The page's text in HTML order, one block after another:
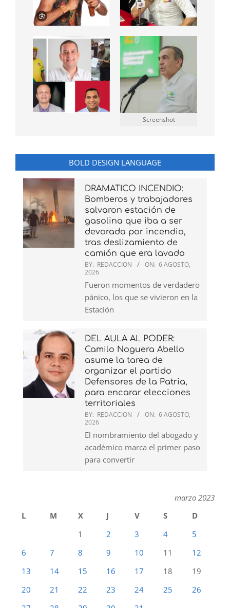
Screenshot
BOLD DESIGN LANGUAGE
DRAMATICO INCENDIO:
Bomberos y trabajadores
salvaron estación de
gasolina que iba a ser
devorada por incendio,
tras deslizamiento de
camión que era lavado
BY: REDACCION ON: 6 AGOSTO,
2026
Fueron momentos de verdadero
pánico, los que se vivieron en la
Estación
DEL AULA AL PODER:
Camilo Noguera Abello
asume la tarea de
organizar el partido
Defensores de la Patria,
para encarar elecciones
territoriales
BY: REDACCION ON: 6 AGOSTO,
2026
El nombramiento del abogado y
académico marca el primer paso
para convertir
marzo 2023
L
M X J V S
D
1
2 3 4
5
6
7 8 9 10 11
12
13
14 15 16 17 18
19
20
21 22 23 24 25
26